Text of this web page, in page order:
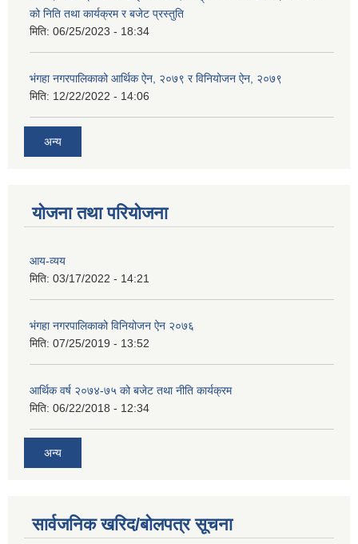
को निति तथा कार्यक्रम र बजेट प्रस्तुति
मिति: 06/25/2023 - 18:34
भंगहा नगरपालिकाको आर्थिक ऐन, २०७९ र विनियोजन ऐन, २०७९
मिति: 12/22/2022 - 14:06
अन्य
योजना तथा परियोजना
आय-व्यय
मिति: 03/17/2022 - 14:21
भंगहा नगरपालिकाको विनियोजन ऐन २०७६
मिति: 07/25/2019 - 13:52
आर्थिक वर्ष २०७४-७५ को बजेट तथा नीति कार्यक्रम
मिति: 06/22/2018 - 12:34
अन्य
सार्वजनिक खरिद/बोलपत्र सूचना